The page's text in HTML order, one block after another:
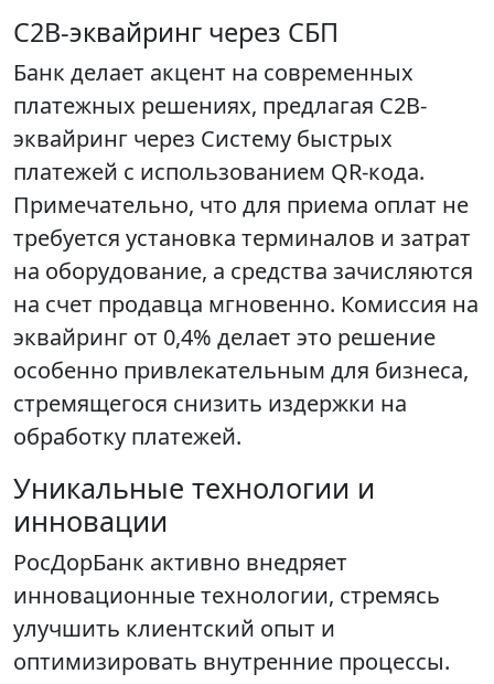
С2B-эквайринг через СБП
Банк делает акцент на современных
платежных решениях, предлагая С2B-
эквайринг через Систему быстрых
платежей с использованием QR-кода.
Примечательно, что для приема оплат не
требуется установка терминалов и затрат
на оборудование, а средства зачисляются
на счет продавца мгновенно. Комиссия на
эквайринг от 0,4% делает это решение
особенно привлекательным для бизнеса,
стремящегося снизить издержки на
обработку платежей.
Уникальные технологии и
инновации
РосДорБанк активно внедряет
инновационные технологии, стремясь
улучшить клиентский опыт и
оптимизировать внутренние процессы.